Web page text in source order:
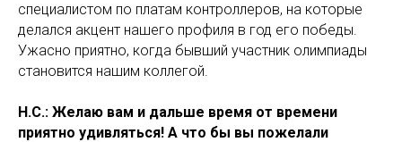
специалистом по платам контроллеров, на которые
делался акцент нашего профиля в год его победы.
Ужасно приятно, когда бывший участник олимпиады
становится нашим коллегой.
Н.С.: Желаю вам и дальше время от времени
приятно удивляться! А что бы вы пожелали